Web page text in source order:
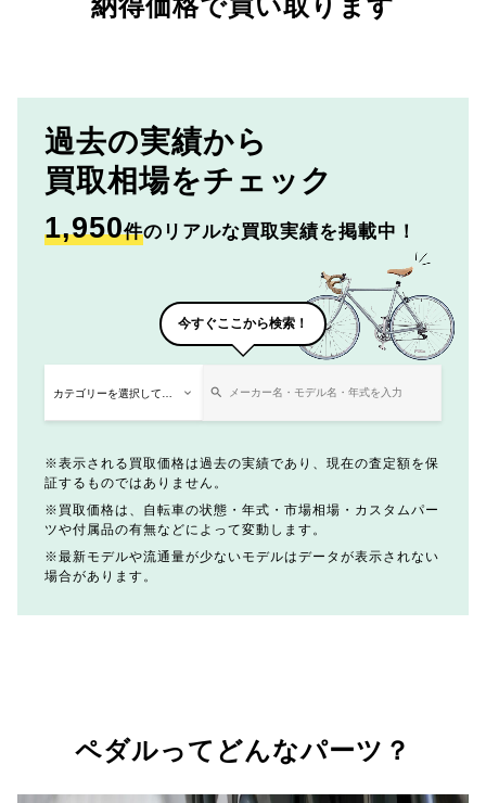
過去の実績から
買取相場をチェック
1,950件のリアルな買取実績を掲載中！
今すぐここから検索！
表示される買取価格は過去の実績であり、現在の査定額を保
証するものではありません。
買取価格は、自転車の状態・年式・市場相場・カスタムパー
ツや付属品の有無などによって変動します。
最新モデルや流通量が少ないモデルはデータが表示されない
場合があります。
ペダルってどんなパーツ？